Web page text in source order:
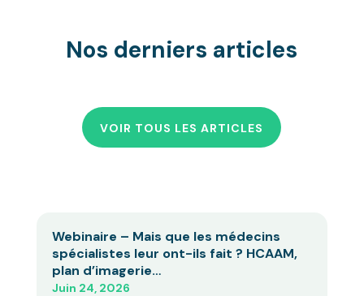
Nos derniers articles
VOIR TOUS LES ARTICLES
Webinaire – Mais que les médecins
spécialistes leur ont-ils fait ? HCAAM,
plan d’imagerie…
Juin 24, 2026